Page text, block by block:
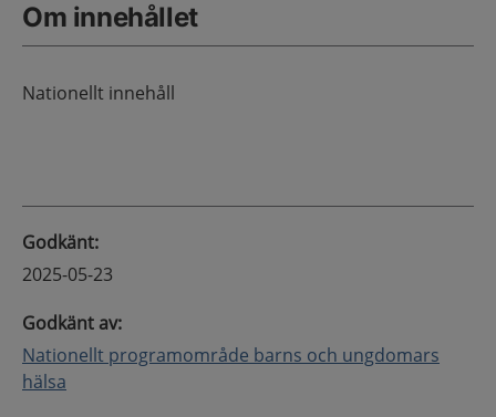
Om innehållet
Nationellt innehåll
Godkänt:
2025-05-23
Godkänt av:
Nationellt programområde barns och ungdomars
hälsa